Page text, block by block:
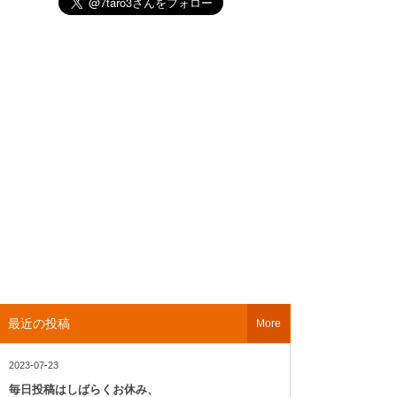
最近の投稿
2023-07-23
毎日投稿はしばらくお休み、
More